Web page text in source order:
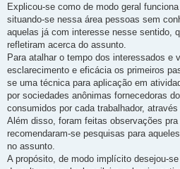
Explicou-se como de modo geral
situando-se nessa área pessoas sem
aquelas já com interesse nesse sentido,
refletiram acerca do assunto.
Para atalhar o tempo dos interessados e
esclarecimento e eficácia os primeiros
se uma técnica para aplicação em
por sociedades anônimas fornecedoras
consumidos por cada trabalhador,
Além disso, foram feitas observações
recomendaram-se pesquisas para
no assunto.
A propósito, de modo implícito desejou-